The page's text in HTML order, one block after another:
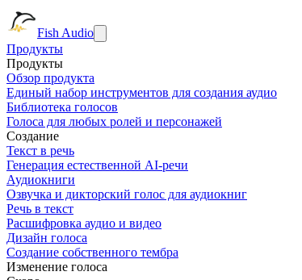
Fish Audio
Продукты
Продукты
Обзор продукта
Единый набор инструментов для создания аудио
Библиотека голосов
Голоса для любых ролей и персонажей
Создание
Текст в речь
Генерация естественной AI-речи
Аудиокниги
Озвучка и дикторский голос для аудиокниг
Речь в текст
Расшифровка аудио и видео
Дизайн голоса
Создание собственного тембра
Изменение голоса